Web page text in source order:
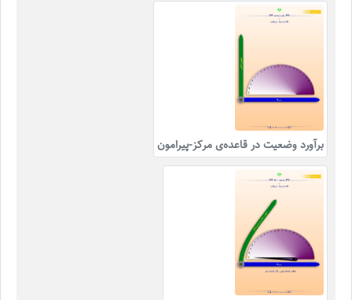
برآورد وضعیت در قاعده‌ی مرکز-پیرامون